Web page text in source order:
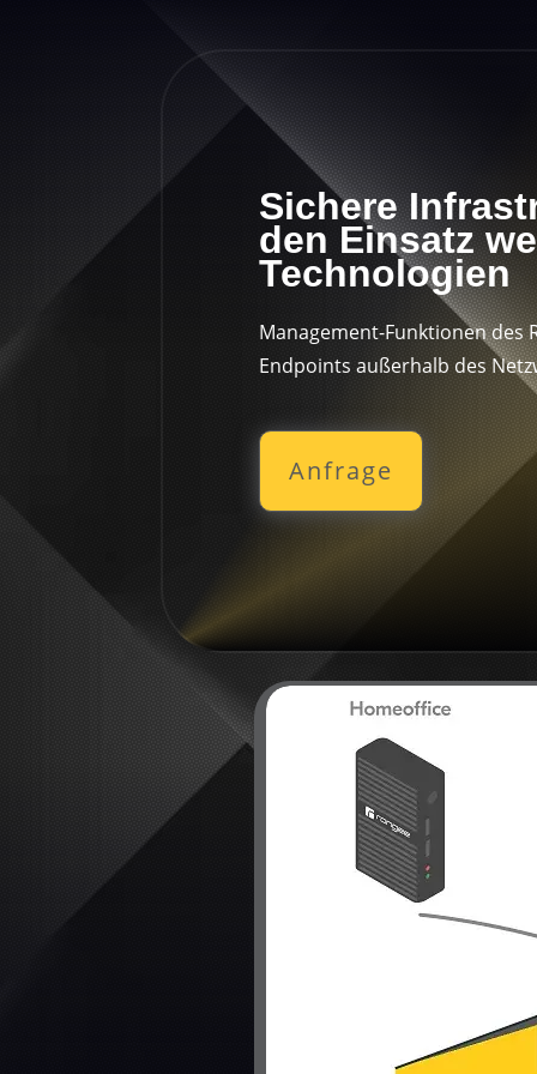
Sichere
den Einsatz
Technologien
Management-Funktionen des
Endpoints außerhalb des
Anfrage